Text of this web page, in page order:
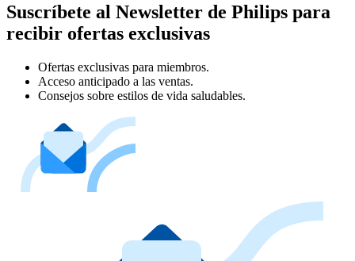
Suscríbete al Newsletter de Philips para
recibir ofertas exclusivas
Ofertas exclusivas para miembros.
Acceso anticipado a las ventas.
Consejos sobre estilos de vida saludables.